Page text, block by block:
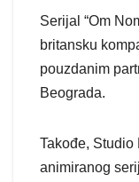
Serijal “Om
britansku
pouzdanim
Beograda.
Takođe,
animiranog